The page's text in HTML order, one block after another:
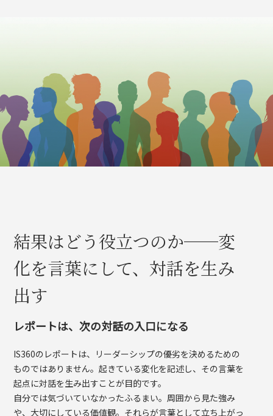
結果はどう役立つのか──変
化を言葉にして、対話を生み
出す
レポートは、次の対話の入口になる
IS360のレポートは、リーダーシップの優劣を決めるための
ものではありません。起きている変化を記述し、その言葉を
起点に対話を生み出すことが目的です。
自分では気づいていなかったふるまい。周囲から見た強み
や、大切にしている価値観。それらが言葉として立ち上がっ